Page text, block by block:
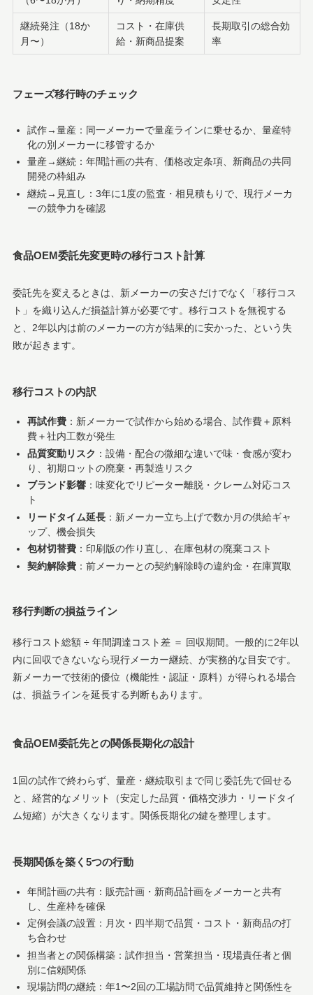
継続発注（18か
月〜）
コスト・在庫供
給・新商品提案
長期取引の総合効
率
フェーズ移行時のチェック
試作→量産：同一メーカーで量産ラインに乗せるか、量産特
化の別メーカーに移管するか
量産→継続：年間計画の共有、価格改定条項、新商品の共同
開発の枠組み
継続→見直し：3年に1度の監査・相見積もりで、現行メーカ
ーの競争力を確認
食品OEM委託先変更時の移行コスト計算
委託先を変えるときは、新メーカーの安さだけでなく「移行コス
ト」を織り込んだ損益計算が必要です。移行コストを無視する
と、2年以内は前のメーカーの方が結果的に安かった、という失
敗が起きます。
移行コストの内訳
再試作費：新メーカーで試作から始める場合、試作費＋原料
費＋社内工数が発生
品質変動リスク ：設備・配合の微細な違いで味・食感が変わ
り、初期ロットの廃棄・再製造リスク
ブランド影響：味変化でリピーター離脱・クレーム対応コス
ト
リードタイム延長：新メーカー立ち上げで数か月の供給ギャ
ップ、機会損失
包材切替費：印刷版の作り直し、在庫包材の廃棄コスト
契約解除費：前メーカーとの契約解除時の違約金・在庫買取
移行判断の損益ライン
移行コスト総額 ÷ 年間調達コスト差 ＝ 回収期間。一般的に2年以
内に回収できないなら現行メーカー継続、が実務的な目安です。
新メーカーで技術的優位（機能性・認証・原料）が得られる場合
は、損益ラインを延長する判断もあります。
食品OEM委託先との関係長期化の設計
1回の試作で終わらず、量産・継続取引まで同じ委託先で回せる
と、経営的なメリット（安定した品質・価格交渉力・リードタイ
ム短縮）が大きくなります。関係長期化の鍵を整理します。
長期関係を築く5つの行動
年間計画の共有：販売計画・新商品計画をメーカーと共有
し、生産枠を確保
定例会議の設置：月次・四半期で品質・コスト・新商品の打
ち合わせ
担当者との関係構築：試作担当・営業担当・現場責任者と個
別に信頼関係
現場訪問の継続：年1〜2回の工場訪問で品質維持と関係性を